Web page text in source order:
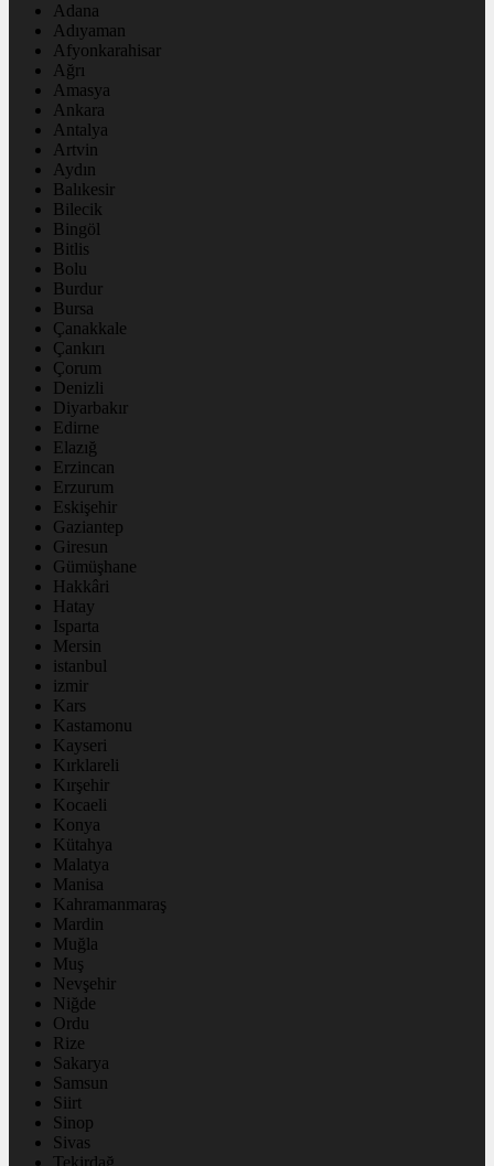
Adana
Adıyaman
Afyonkarahisar
Ağrı
Amasya
Ankara
Antalya
Artvin
Aydın
Balıkesir
Bilecik
Bingöl
Bitlis
Bolu
Burdur
Bursa
Çanakkale
Çankırı
Çorum
Denizli
Diyarbakır
Edirne
Elazığ
Erzincan
Erzurum
Eskişehir
Gaziantep
Giresun
Gümüşhane
Hakkâri
Hatay
Isparta
Mersin
istanbul
izmir
Kars
Kastamonu
Kayseri
Kırklareli
Kırşehir
Kocaeli
Konya
Kütahya
Malatya
Manisa
Kahramanmaraş
Mardin
Muğla
Muş
Nevşehir
Niğde
Ordu
Rize
Sakarya
Samsun
Siirt
Sinop
Sivas
Tekirdağ